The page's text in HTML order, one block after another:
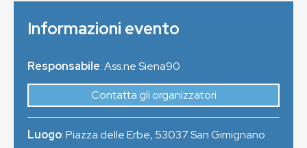
Informazioni evento
Responsabile: Ass.ne Siena90
Contatta gli organizzatori
Luogo:Piazza delle Erbe, 53037San Gimignano